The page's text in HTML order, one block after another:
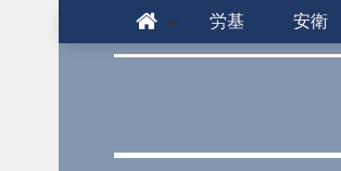
労基 安衛